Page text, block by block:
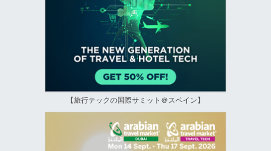
【旅行テックの国際サミット＠スペイン】